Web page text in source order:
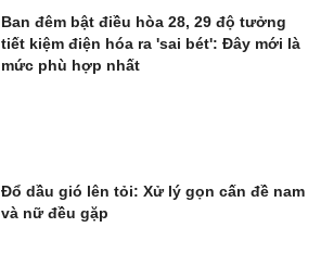
Ban đêm bật điều hòa 28, 29 độ tưởng
tiết kiệm điện hóa ra 'sai bét': Đây mới là
mức phù hợp nhất
Đổ dầu gió lên tỏi: Xử lý gọn cấn đề nam
và nữ đều gặp